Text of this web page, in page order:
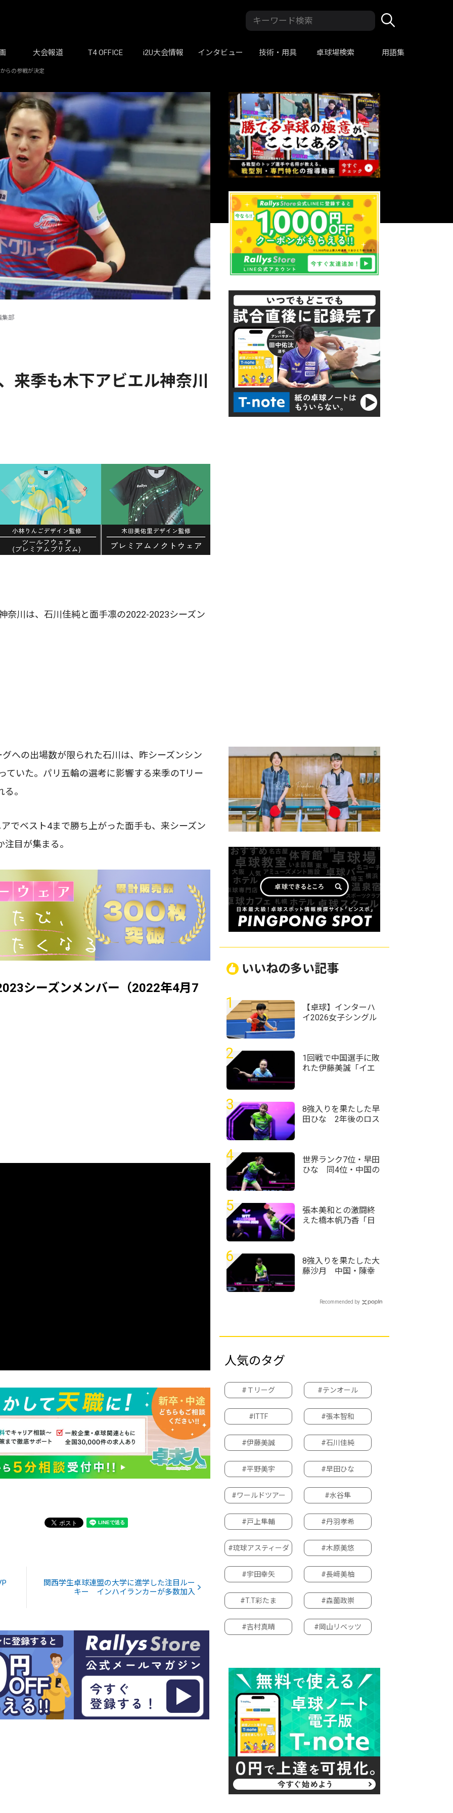
大会報道 T4 OFFICE i2U大会情報 インタビュー 技術・用具 卓球場検索 用語集
らの参戦が決定
集部
来季も木下アビエル神奈川
奈川は、石川佳純と面手凛の2022-2023シーズン
への出場数が限られた石川は、昨シーズンシン
ていた。パリ五輪の選考に影響する来季のTリー
。
でベスト4まで勝ち上がった面手も、来シーズン
目が集まる。
シーズンメンバー（2022年4月7
関西学生卓球連盟の大学に進学した注目ルー
キー インハイランカーが多数加入
いいねの多い記事
1
【卓球】インターハ
イ2026女子シングル
入る
2
1回戦で中国選手に敗
れた伊藤美誠「イエ
チャンピオンズ横浜
2026＞
3
8強入りを果たした早
田ひな 2年後のロス
卓球・WTTチャンピ
オンズ横浜2026＞
4
世界ランク7位・早田
ひな 同4位・中国の
2026＞
5
張本美和との激闘終
えた橋本帆乃香「日
ャンピオンズ横浜
2026＞
6
8強入りを果たした大
藤沙月 中国・陳幸
て勝ちにいきたい」
Recommended by
人気のタグ
#Ｔリーグ #テンオール
#ITTF #張本智和
#伊藤美誠 #石川佳純
#平野美宇 #早田ひな
#ワールドツアー #水谷隼
#戸上隼輔 #丹羽孝希
#琉球アスティーダ #木原美悠
#宇田幸矢 #長﨑美柚
#T.T彩たま #森薗政崇
#吉村真晴 #岡山リベッツ